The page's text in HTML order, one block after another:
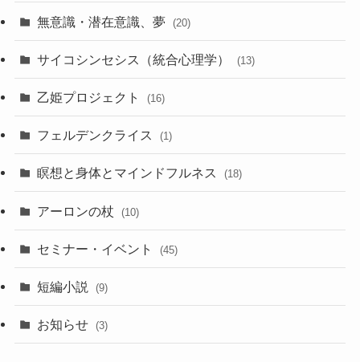
無意識・潜在意識、夢 (20)
サイコシンセシス（統合心理学） (13)
乙姫プロジェクト (16)
フェルデンクライス (1)
瞑想と身体とマインドフルネス (18)
アーロンの杖 (10)
セミナー・イベント (45)
短編小説 (9)
お知らせ (3)